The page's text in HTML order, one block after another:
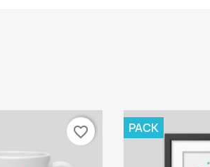
favorite_border PACK